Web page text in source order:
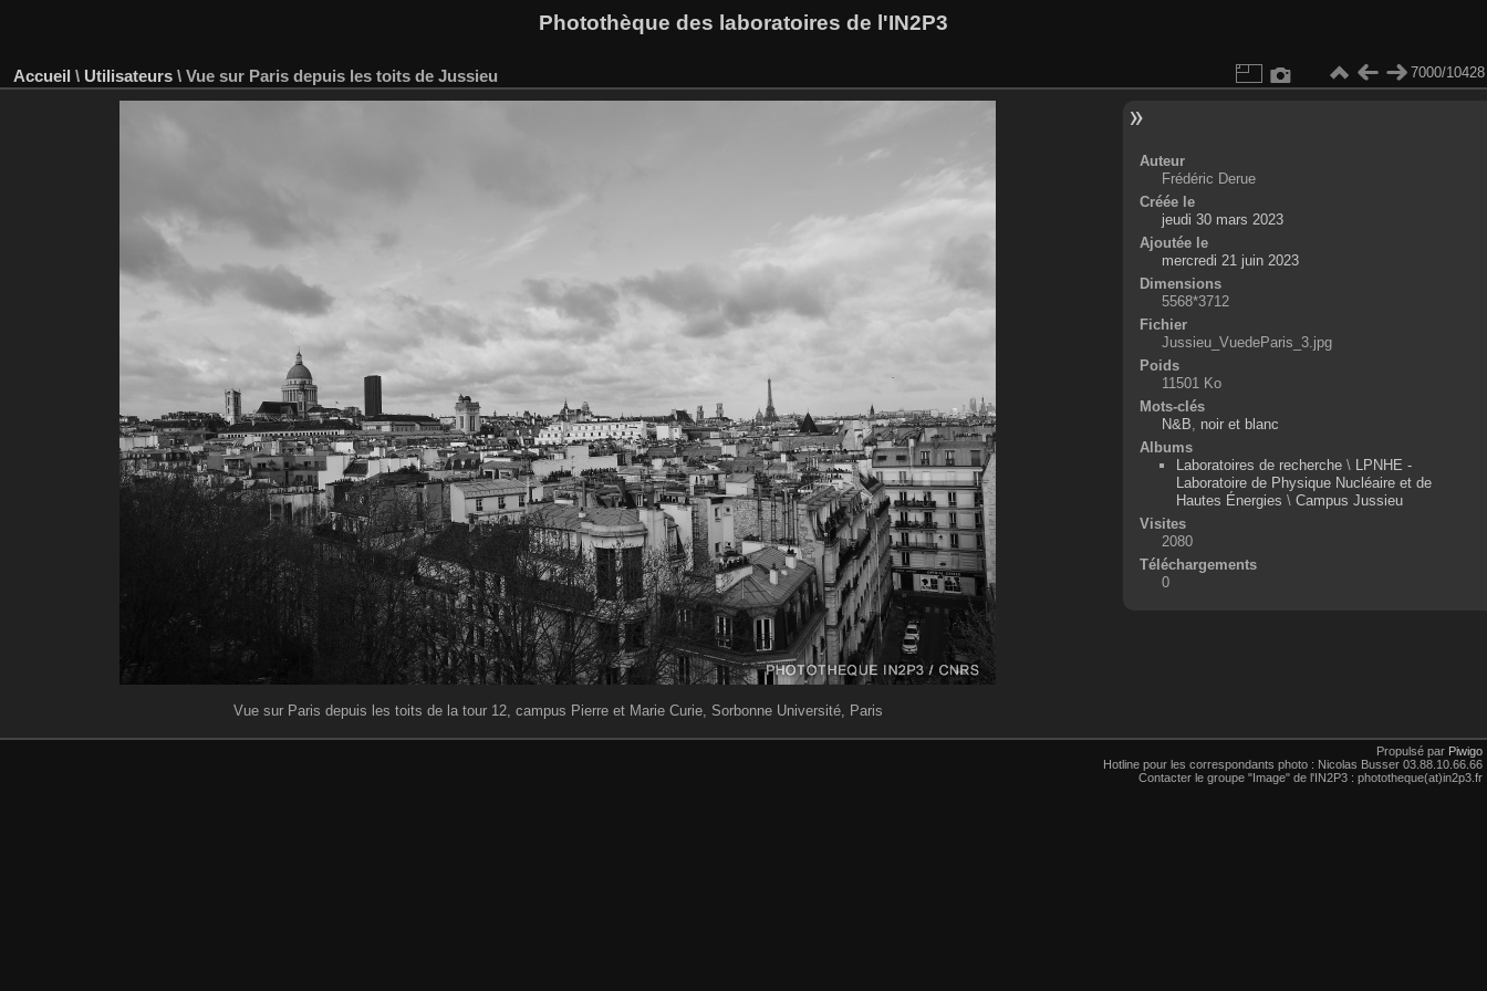
Photothèque des laboratoires de l'IN2P3
Accueil \ Utilisateurs \ Vue sur Paris depuis les toits de Jussieu 7000/10428
Vue sur Paris depuis les toits de la tour 12, campus Pierre et Marie Curie, Sorbonne Université, Paris
Auteur
Frédéric Derue
Créée le
jeudi 30 mars 2023
Ajoutée le
mercredi 21 juin 2023
Dimensions
5568*3712
Fichier
Jussieu_VuedeParis_3.jpg
Poids
11501 Ko
Mots-clés
N&B
noir et blanc
Albums
Laboratoires de recherche\
LPNHE -
Laboratoire de Physique Nucléaire et de
Hautes Énergies \ Campus Jussieu
Visites
2080
Téléchargements
0
Propulsé par Piwigo
Hotline pour les correspondants photo : Nicolas Busser 03.88.10.66.66
Contacter le groupe "Image" de l'IN2P3 : phototheque(at)in2p3.fr